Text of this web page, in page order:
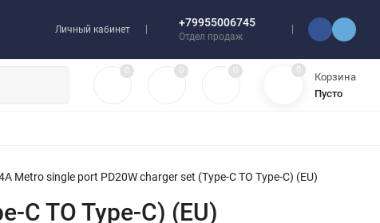
Личный кабинет
+79955006745
Отдел продаж
0 0 0 0
Корзина
Пусто
Metro single port PD20W charger set (Type-C TO Type-C) (EU)
C TO Type-C) (EU)